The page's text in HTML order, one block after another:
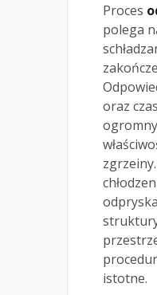
Proces
polega
oraz
istotne.